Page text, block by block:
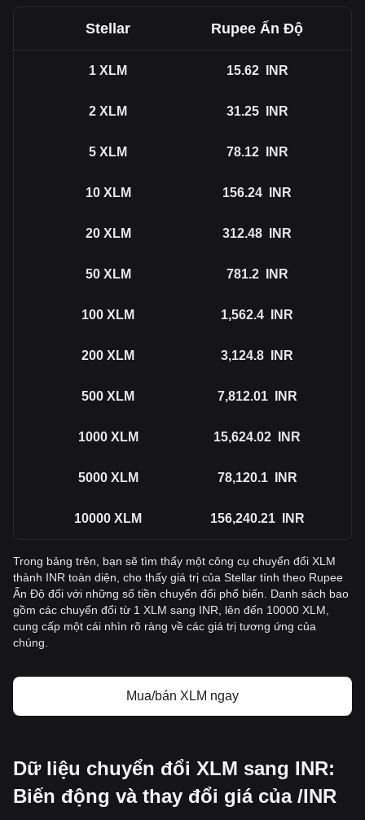
Stellar Rupee Ấn Độ
1 XLM 15.62 INR
2 XLM 31.25 INR
5 XLM 78.12 INR
10 XLM 156.24 INR
20 XLM 312.48 INR
50 XLM 781.2 INR
100 XLM 1,562.4 INR
200 XLM 3,124.8 INR
500 XLM 7,812.01 INR
1000 XLM 15,624.02 INR
5000 XLM 78,120.1 INR
10000 XLM 156,240.21 INR
Trong bảng trên, bạn sẽ tìm thấy một công cụ chuyển đổi XLM
thành INR toàn diện, cho thấy giá trị của Stellar tính theo Rupee
Ấn Độ đối với những số tiền chuyển đổi phổ biến. Danh sách bao
gồm các chuyển đổi từ 1 XLM sang INR, lên đến 10000 XLM,
cung cấp một cái nhìn rõ ràng về các giá trị tương ứng của
chúng.
Mua/bán XLM ngay
Dữ liệu chuyển đổi XLM sang INR:
Biến động và thay đổi giá của /INR